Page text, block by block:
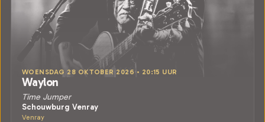
WOENSDAG 28 OKTOBER 2026 • 20:15 UUR
Waylon
Time Jumper
Schouwburg Venray
Venray